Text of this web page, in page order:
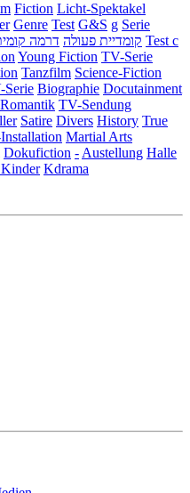
Fiction Licht-Spektakel
Genre Test G&S g Serie
קומדיית פעולה דרמה
Test c
Young Fiction TV-Serie
Tanzfilm Science-Fiction
Serie Biographie Docutainment
Romantik TV-Sendung
Satire Divers History True
Martial Arts
Dokufiction - Austellung Halle
Kdrama